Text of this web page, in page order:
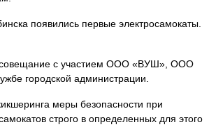
появились первые электросамокаты.
совещание с участием ООО «ВУШ», ООО
городской администрации.
меры безопасности при
строго в определенных для этого